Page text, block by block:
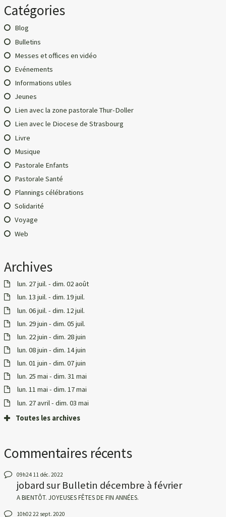
Catégories
Blog
Bulletins
Messes et offices en vidéo
Evénements
Informations utiles
Jeunes
Lien avec la zone pastorale Thur-Doller
Lien avec le Diocese de Strasbourg
Livre
Musique
Pastorale Enfants
Pastorale Santé
Plannings célébrations
Solidarité
Voyage
Web
Archives
lun. 27 juil. - dim. 02 août
lun. 13 juil. - dim. 19 juil.
lun. 06 juil. - dim. 12 juil.
lun. 29 juin - dim. 05 juil.
lun. 22 juin - dim. 28 juin
lun. 08 juin - dim. 14 juin
lun. 01 juin - dim. 07 juin
lun. 25 mai - dim. 31 mai
lun. 11 mai - dim. 17 mai
lun. 27 avril - dim. 03 mai
Toutes les archives
Commentaires récents
09h24 11 déc. 2022
jobardsurBulletin décembre à février
A BIENTÔT. JOYEUSES FÊTES DE FIN ANNÉES.
10h0222 sept. 2020